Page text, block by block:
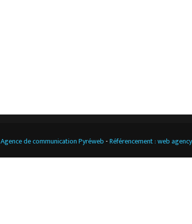
Agence de communication Pyréweb -Référencement : web